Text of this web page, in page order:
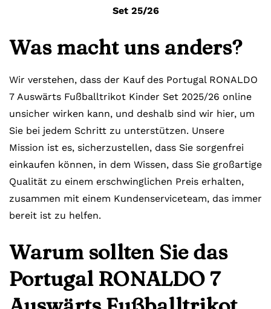
Set 25/26
Was macht uns anders?
Wir verstehen, dass der Kauf des Portugal RONALDO
7 Auswärts Fußballtrikot Kinder Set 2025/26 online
unsicher wirken kann, und deshalb sind wir hier, um
Sie bei jedem Schritt zu unterstützen. Unsere
Mission ist es, sicherzustellen, dass Sie sorgenfrei
einkaufen können, in dem Wissen, dass Sie großartige
Qualität zu einem erschwinglichen Preis erhalten,
zusammen mit einem Kundenserviceteam, das immer
bereit ist zu helfen.
Warum sollten Sie das
Portugal RONALDO 7